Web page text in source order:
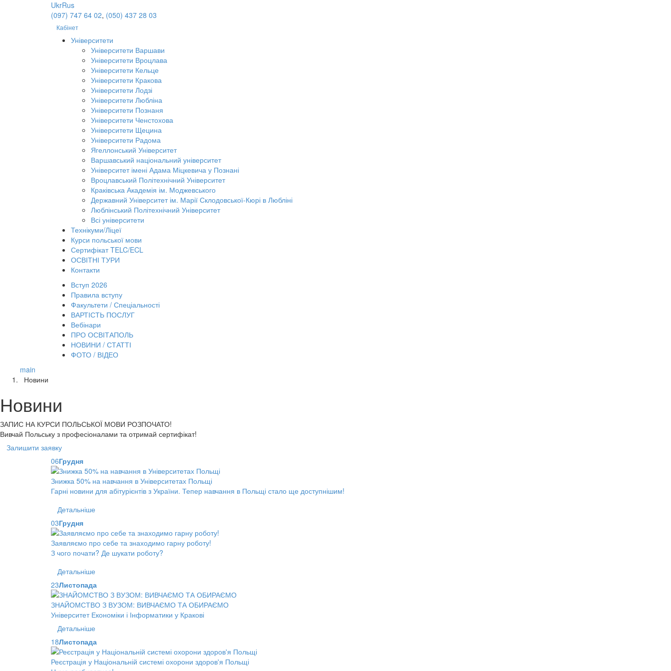
UkrRus
(097) 747 64 02, (050) 437 28 03
Кабінет
Університети
Університети Варшави
Університети Вроцлава
Університети Кельце
Університети Кракова
Університети Лодзі
Університети Любліна
Університети Познаня
Університети Ченстохова
Університети Щецина
Університети Радома
Ягеллонський Університет
Варшавський національний університет
Університет імені Адама Міцкевича у Познані
Вроцлавський Політехнічний Університет
Краківська Академія ім. Моджевського
Державний Університет ім. Марії Склодовської-Кюрі в Любліні
Люблінський Політехнічний Університет
Всі університети
Технікуми/Ліцеї
Курси польської мови
Сертифікат TELC/ECL
ОСВІТНІ ТУРИ
Контакти
Вступ 2026
Правила вступу
Факультети / Спеціальності
ВАРТІСТЬ ПОСЛУГ
Вебінари
ПРО ОСВІТАПОЛЬ
НОВИНИ / СТАТТІ
ФОТО / ВІДЕО
main
Новини
Новини
ЗАПИС НА КУРСИ ПОЛЬСЬКОЇ МОВИ РОЗПОЧАТО!
Вивчай Польську з професіоналами та отримай сертифікат!
Залишити заявку
06Грудня
Знижка 50% на навчання в Університетах Польщі
Гарні новини для абітурієнтів з України. Тепер навчання в Польщі стало ще доступнішим!
Детальніше
03Грудня
Заявляємо про себе та знаходимо гарну роботу!
З чого почати? Де шукати роботу?
Детальніше
23Листопада
ЗНАЙОМСТВО З ВУЗОМ: ВИВЧАЄМО ТА ОБИРАЄМО
Університет Економіки і Інформатики у Кракові
Детальніше
18Листопада
Реєстрація у Національній системі охорони здоров'я Польщі